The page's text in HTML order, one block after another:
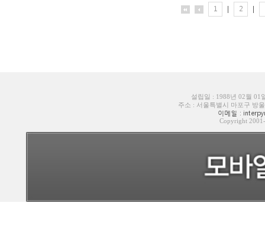
1 | 2 |
설립일 : 1988년 02월
주소 : 서울특별시 마포구 방
이메일 :
Copyright